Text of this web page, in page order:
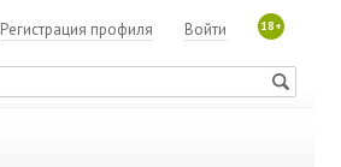
18+
Войти
Регистрация профиля